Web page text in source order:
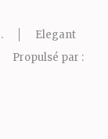
.
Elegant
Propulsé par :